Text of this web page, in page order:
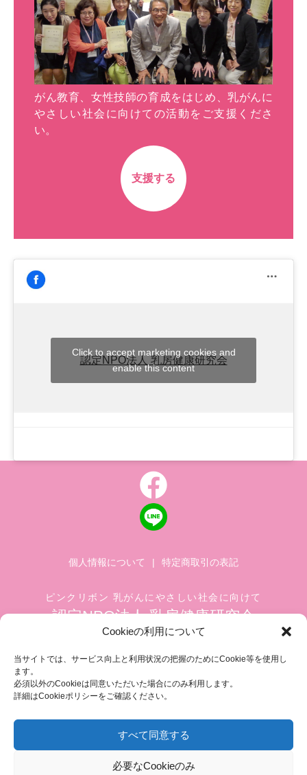
Cookieの利用について
当サイトでは、サービス向上と利用状況の把握のためにCookie等を使用し
ます。
必須以外のCookieは同意いただいた場合にのみ利用します。
詳細はCookieポリシーをご確認ください。
すべて同意する
必要なCookieのみ
がん教育、女性技師の育成をはじめ、乳がんに
やさしい社会に向けての活動をご支援くださ
い。
支援する
認定NPO法人 乳房健康研究会
Click to accept marketing cookies and
enable this content
個人情報について | 特定商取引の表記
ピンクリボン 乳がんにやさしい社会に向けて
認定NPO法人 乳房健康研究会
築地ホワイトビル 1002
FAX.03-3545-6545
info@breastcare.jp
COPYRIGHT (C) 2019 JAPAN SOCIETY OF BREAST HEALTH, ALL RIGHT RESERVED